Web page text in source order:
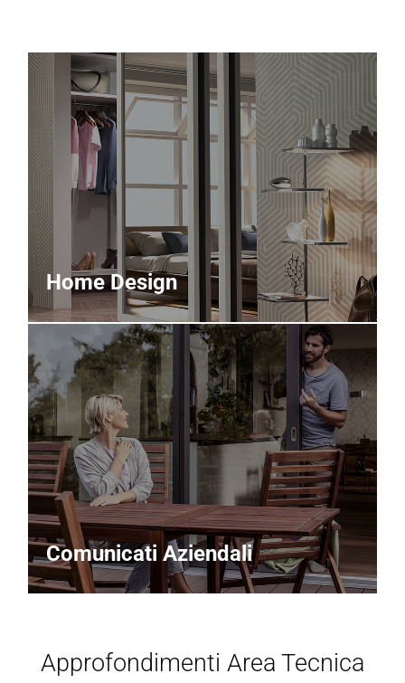
Contattaci
Area riservata
Home Design
Comunicati Aziendali
Approfondimenti Area Tecnica